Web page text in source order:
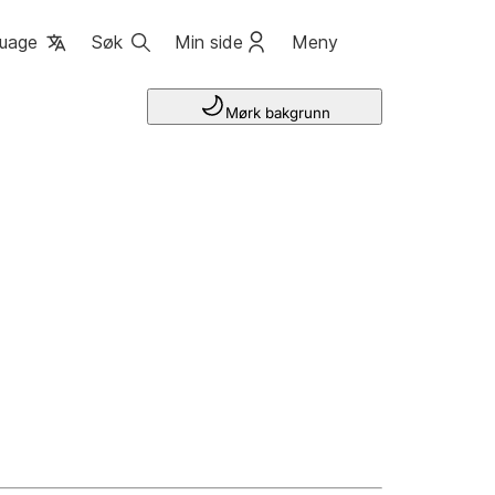
Søk Min side Meny
Mørk bakgrunn